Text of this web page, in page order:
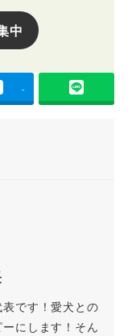
中
-
です！愛犬との
にします！そん